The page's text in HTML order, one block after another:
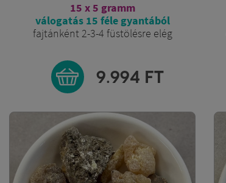
15 x 5 gramm
válogatás 15 féle gyantából
fajtánként 2-3-4 füstölésre elég
9.994 FT